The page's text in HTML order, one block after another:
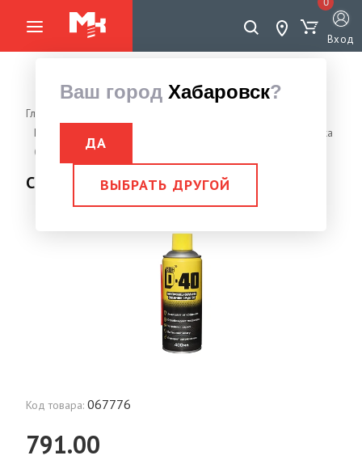
Ваш город Хабаровск?
ДА
ВЫБРАТЬ ДРУГОЙ
Вход
Главная страница
Пена монтажная, герметики, аэрозоли, клей, ЛКМ, ССС
Смазка
Смазка BIG D-40 400 мл
Смазка BIG D-40 400 мл
Код товара: 067776
791.00